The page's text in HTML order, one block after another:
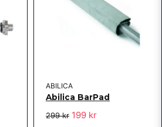
ABILICA
Abilica BarPad
299 kr 199 kr